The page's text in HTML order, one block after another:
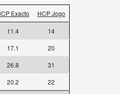
Exacto HCP Jogo
11.4
14
17.1
20
26.8
31
20.2 22